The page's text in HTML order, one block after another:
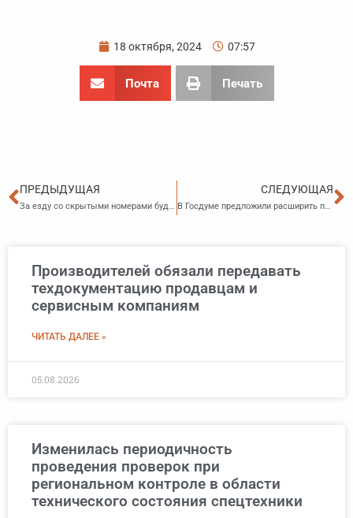
18 октября, 2024 07:57
Почта Печать
Пред
ПРЕДЫДУЩАЯ
За езду со скрытыми номерами будут лишать прав
СЛЕДУЮЩАЯ
В Госдуме предложили расширить программу бесплатной юридической помощи на доноров и беременных
Производителей обязали передавать
техдокументацию продавцам и
сервисным компаниям
ЧИТАТЬ ДАЛЕЕ »
05.08.2026
Изменилась периодичность
проведения проверок при
региональном контроле в области
технического состояния спецтехники